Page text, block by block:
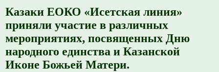
Казаки ЕОКО «Исетская линия»
приняли участие в различных
мероприятиях, посвященных Дню
народного единства и Казанской
Иконе Божьей Матери.